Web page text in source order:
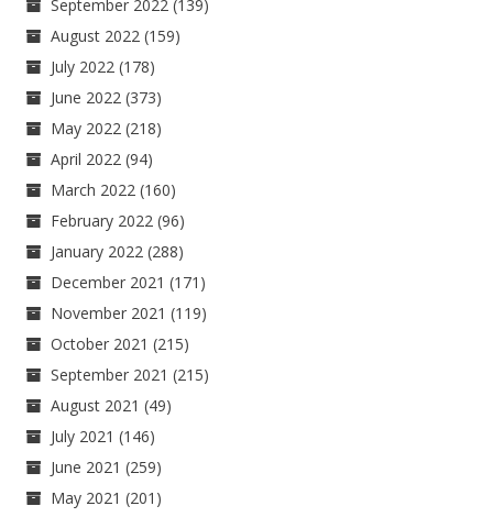
September 2022 (139)
August 2022 (159)
July 2022 (178)
June 2022 (373)
May 2022 (218)
April 2022 (94)
March 2022 (160)
February 2022 (96)
January 2022 (288)
December 2021 (171)
November 2021 (119)
October 2021 (215)
September 2021 (215)
August 2021 (49)
July 2021 (146)
June 2021 (259)
May 2021 (201)